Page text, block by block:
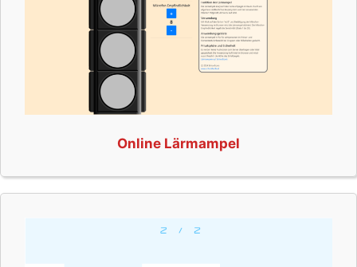
Online Lärmampel